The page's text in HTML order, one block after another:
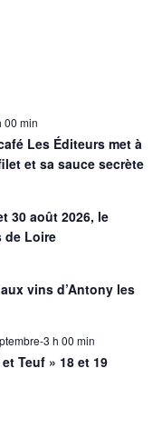
00 min
Les Éditeurs met à
et sa sauce secrète
30 août 2026, le
de Loire
vins d’Antony les
3 h 00 min
Teuf » 18 et 19